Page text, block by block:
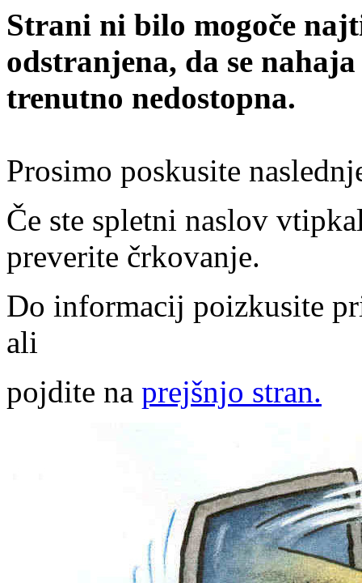
Strani ni bilo mogoče
odstranjena, da se
trenutno nedostopna.
Prosimo poskusite
Če ste spletni naslov
preverite črkovanje.
Do informacij poizkusite
ali
pojdite na prejšnjo stran.